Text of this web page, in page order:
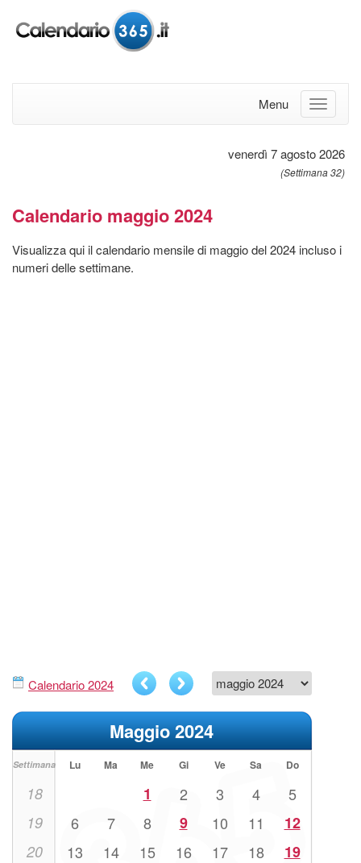
Menu
venerdì 7 agosto 2026
(Settimana 32)
Calendario maggio 2024
Visualizza qui il calendario mensile di maggio del 2024 incluso i
numeri delle settimane.
Calendario 2024
Maggio 2024
Settimana Lu Ma Me Gi Ve Sa Do
18 1 2 3 4 5
19 6 7 8 9 10 11 12
20 13 14 15 16 17 18 19